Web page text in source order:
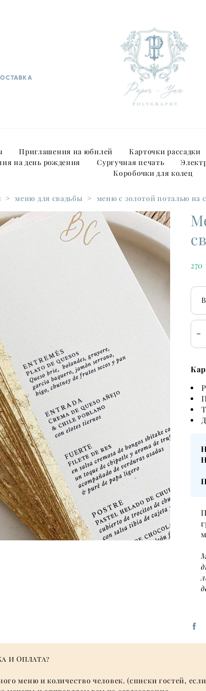
Приглашения на юбилей Карточки рассадки
на день рождения Сургучная печать
Коробочки для колец
> меню для свадьбы > меню с золотой поталью на
270
и Оплата?
меню и количество человек. (списки гостей, если